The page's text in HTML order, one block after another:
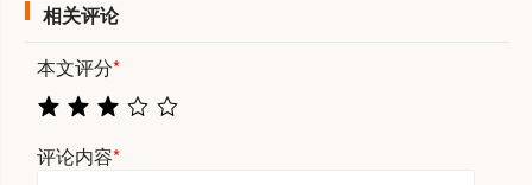
相关评论
本文评分*
评论内容*